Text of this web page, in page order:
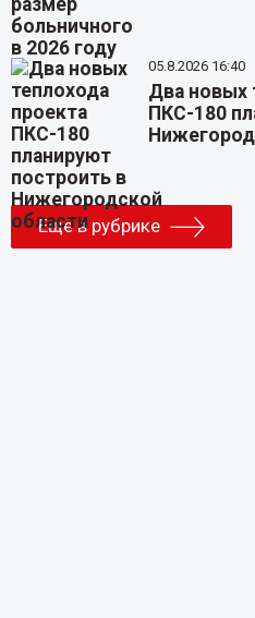
05.8.2026 16:40
Два новых
ПКС-180
Еще в рубрике